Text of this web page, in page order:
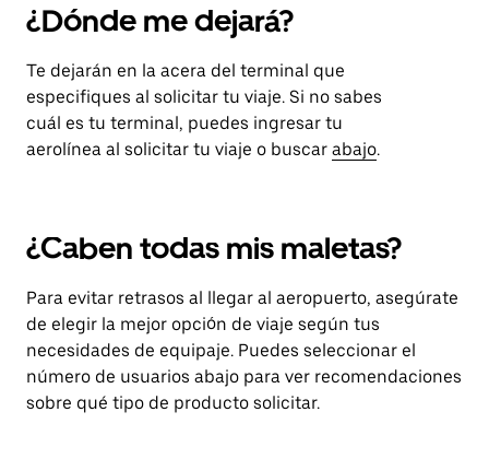
¿Dónde me dejará?
Te dejarán en la acera del terminal que
especifiques al solicitar tu viaje. Si no sabes
cuál es tu terminal, puedes ingresar tu
aerolínea al solicitar tu viaje o buscar abajo.
¿Caben todas mis maletas?
Para evitar retrasos al llegar al aeropuerto, asegúrate
de elegir la mejor opción de viaje según tus
necesidades de equipaje. Puedes seleccionar el
número de usuarios abajo para ver recomendaciones
sobre qué tipo de producto solicitar.